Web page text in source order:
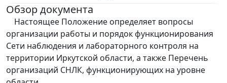
Обзор документа
Настоящее Положение определяет вопросы
организации работы и порядок функционирования
Сети наблюдения и лабораторного контроля на
территории Иркутской области, а также Перечень
организаций СНЛК, функционирующих на уровне